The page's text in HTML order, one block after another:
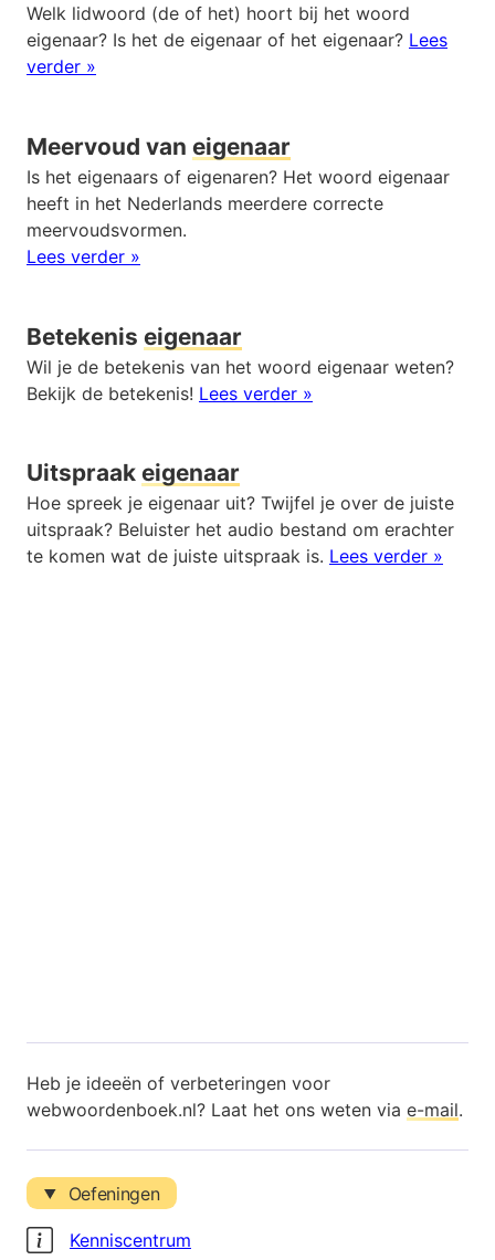
Welk lidwoord (de of het) hoort bij het woord
eigenaar? Is het de eigenaar of het eigenaar? Lees
verder »
Meervoud van eigenaar
Is het eigenaars of eigenaren? Het woord eigenaar
heeft in het Nederlands meerdere correcte
meervoudsvormen.
Lees verder »
Betekenis eigenaar
Wil je de betekenis van het woord eigenaar weten?
Bekijk de betekenis! Lees verder »
Uitspraak eigenaar
Hoe spreek je eigenaar uit? Twijfel je over de juiste
uitspraak? Beluister het audio bestand om erachter
te komen wat de juiste uitspraak is. Lees verder »
Heb je ideeën of verbeteringen voor
webwoordenboek.nl? Laat het ons weten via e-mail.
Oefeningen
Kenniscentrum